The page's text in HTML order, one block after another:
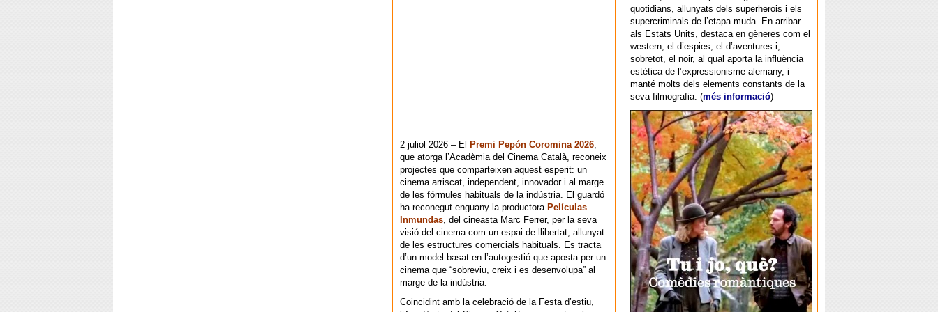
quotidians, allunyats dels superherois i els
supercriminals de l’etapa muda. En arribar
als Estats Units, destaca en gèneres com el
western, el d’espies, el d’aventures i,
sobretot, el noir, al qual aporta la influència
estètica de l’expressionisme alemany, i
manté molts dels elements constants de la
seva filmografia. (més informació)
2 juliol 2026 – El Premi Pepón Coromina 2026,
que atorga l’Acadèmia del Cinema Català, reconeix
projectes que comparteixen aquest esperit: un
cinema arriscat, independent, innovador i al marge
de les fórmules habituals de la indústria. El guardó
ha reconegut enguany la productora Películas
Inmundas, del cineasta Marc Ferrer, per la seva
visió del cinema com un espai de llibertat, allunyat
de les estructures comercials habituals. Es tracta
d’un model basat en l’autogestió que aposta per un
cinema que “sobreviu, creix i es desenvolupa” al
marge de la indústria.
Coincidint amb la celebració de la Festa d’estiu,